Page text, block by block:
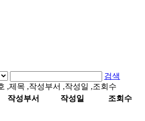
검색
,제목 ,작성부서 ,작성일 ,조회수
작성부서 작성일 조회수